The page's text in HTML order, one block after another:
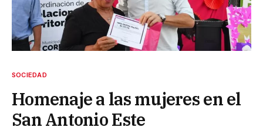
SOCIEDAD
Homenaje a las mujeres en el
San Antonio Este